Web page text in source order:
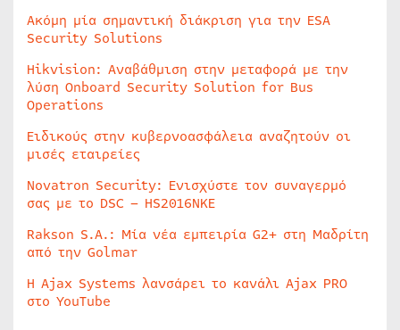
Ακόμη μία σημαντική διάκριση για την ESA
Security Solutions
Hikvision: Αναβάθμιση στην μεταφορά με την
λύση Onboard Security Solution for Bus
Operations
Ειδικούς στην κυβερνοασφάλεια αναζητούν οι
μισές εταιρείες
Novatron Security: Ενισχύστε τον συναγερμό
σας με το DSC – HS2016NKE
Rakson S.A.: Μία νέα εμπειρία G2+ στη Μαδρίτη
από την Golmar
Η Ajax Systems λανσάρει το κανάλι Ajax PRO
στο YouTube